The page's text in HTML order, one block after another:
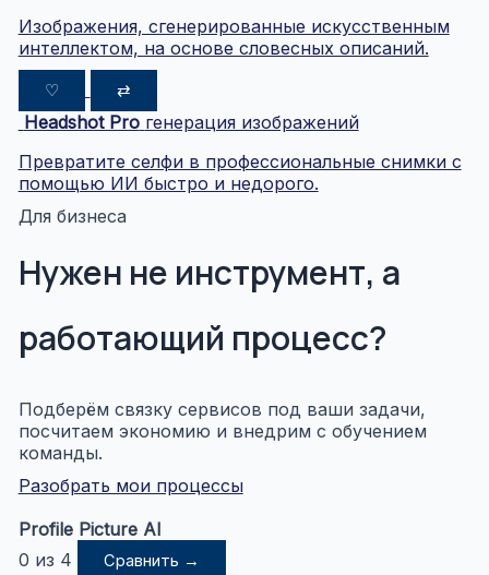
Изображения, сгенерированные искусственным
интеллектом, на основе словесных описаний.
♡ ⇄
Headshot Pro генерация изображений
Превратите селфи в профессиональные снимки с
помощью ИИ быстро и недорого.
Для бизнеса
Нужен не инструмент, а
работающий процесс?
Подберём связку сервисов под ваши задачи,
посчитаем экономию и внедрим с обучением
команды.
Разобрать мои процессы
Profile Picture AI
0 из 4
Сравнить →